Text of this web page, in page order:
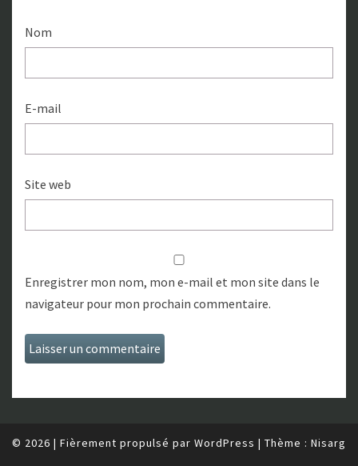
Nom
E-mail
Site web
Enregistrer mon nom, mon e-mail et mon site dans le
navigateur pour mon prochain commentaire.
© 2026 | Fièrement propulsé par WordPress | Thème : Nisarg